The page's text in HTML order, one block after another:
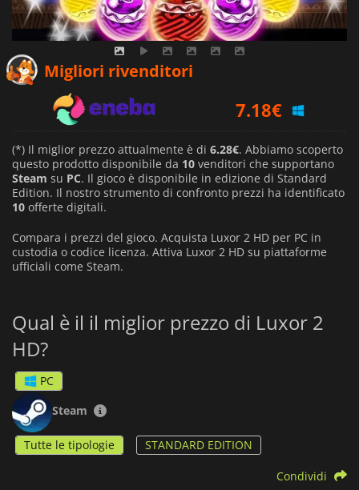
Migliori rivenditori
7.18€
6.57€
(*) Il miglior prezzo attualmente è di 6.28€. Abbiamo scoperto
questo prodotto disponibile da 10 venditori che supportano
Steam su PC. Il gioco è disponibile in edizione di Standard
Edition. Il nostro strumento di confronto prezzi ha identificato
10 offerte digitali.
Compara i prezzi del gioco. Acquista Luxor 2 HD per PC in
custodia o codice licenza. Attiva Luxor 2 HD su piattaforme
ufficiali come Steam.
Qual è il il miglior prezzo di Luxor 2
HD?
PC
Steam
Tutte le tipologie STANDARD EDITION
Condividi